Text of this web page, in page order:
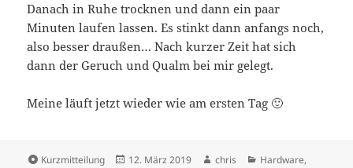
Danach in Ruhe trocknen und dann ein paar
Minuten laufen lassen. Es stinkt dann anfangs noch,
also besser draußen… Nach kurzer Zeit hat sich
dann der Geruch und Qualm bei mir gelegt.
Meine läuft jetzt wieder wie am ersten Tag 🙂
Format
Kurzmitteilung
Veröffentlicht
12. März 2019 Autor
chris Kategorien
Hardware,